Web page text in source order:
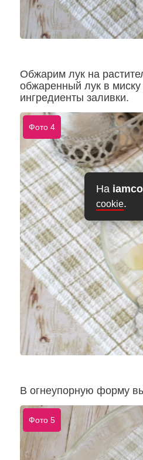
На
cookie.
Обжарим лук на
обжаренный лук в
ингредиенты заливки.
Фото 4
В огнеупорную форму
Фото 5